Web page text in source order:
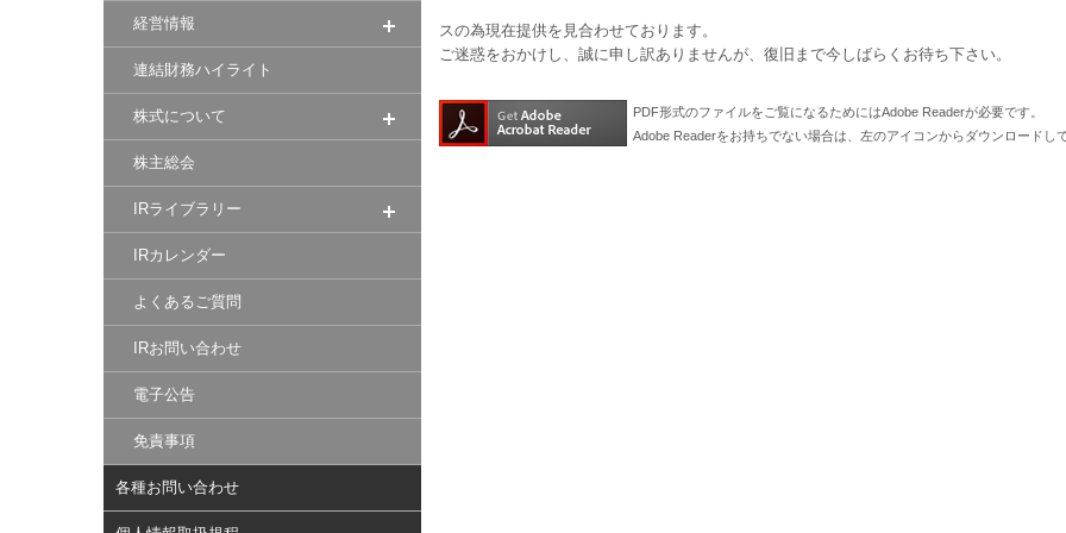
経営情報
連結財務ハイライト
株式について
株主総会
IRライブラリー
IRカレンダー
よくあるご質問
IRお問い合わせ
電子公告
免責事項
各種お問い合わせ
スの為現在提供を見合わせております。
ご迷惑をおかけし、誠に申し訳ありませんが、復旧まで今しばらくお待ち下さい。
PDF形式のファイルをご覧になるためにはAdobe Readerが必要です。
Adobe Readerをお持ちでない場合は、左のアイコンからダウンロードし